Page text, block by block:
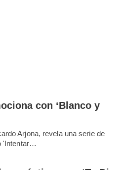
con ‘Blanco y
Arjona, revela una serie de
'Intentar…